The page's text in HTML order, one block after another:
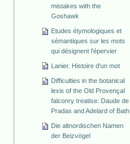
mistakes with the
Goshawk
Etudes étymologiques et
sémantiques sur les mots
qui désignent l'épervier
Lanier. Histoire d'un mot
Difficulties in the botanical
lexis of the Old Provençal
falconry treatise: Daude de
Pradas and Adelard of Bath
Die altnordischen Namen
der Beizvögel